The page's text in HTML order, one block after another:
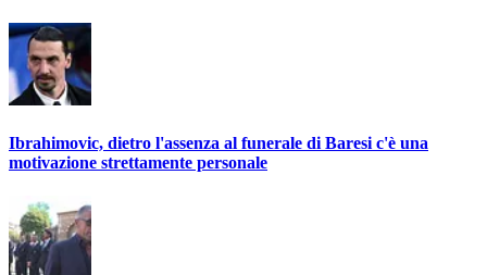
Ibrahimovic, dietro l'assenza al funerale di Baresi c'è una
motivazione strettamente personale